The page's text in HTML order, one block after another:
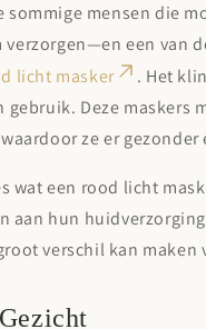
sommige mensen die
een van
licht masker
. Het
Deze maskers
ze er
wat een rood licht
aan hun
verschil kan maken